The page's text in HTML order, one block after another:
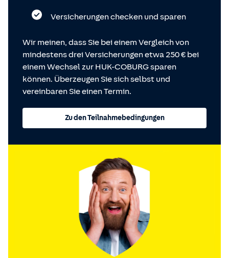
Versicherungen checken und sparen
Wir meinen, dass Sie bei einem Vergleich von
mindestens drei Versicherungen etwa 250 € bei
einem Wechsel zur HUK-COBURG sparen
können. Überzeugen Sie sich selbst und
vereinbaren Sie einen Termin.
Zu den Teilnahmebedingungen